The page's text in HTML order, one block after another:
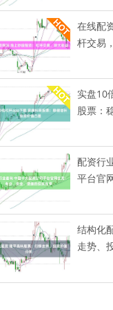
在线配
杆交易
实盘10
股票：
配资行
平台官
结构化
走势、